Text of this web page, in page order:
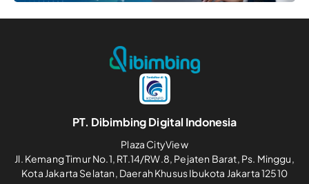
PT. Dibimbing Digital Indonesia
Plaza CityView
Jl. Kemang Timur No.1, RT.14/RW.8, Pejaten Barat, Ps. Minggu,
Kota Jakarta Selatan, Daerah Khusus Ibukota Jakarta 12510